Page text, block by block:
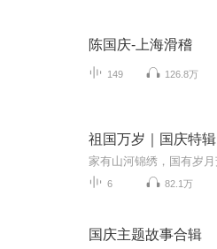
陈国庆-上海滑稽
149 126.8万
祖国万岁｜国庆特辑
6 82.1万
国庆主题故事合辑